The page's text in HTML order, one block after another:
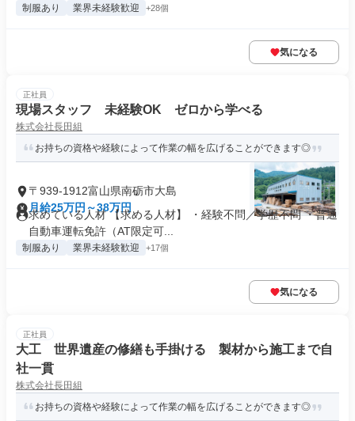
制服あり 業界未経験歓迎 +28個
気になる
正社員
現場スタッフ 未経験OK ゼロから学べる
株式会社長田組
お持ちの資格や経験によって作業の幅を広げることができます◎
〒939-1912富山県南砺市大島
月給25万円～38万円
求めている人材 【求める人材】 ・経験不問／学歴不問 ・普通
自動車運転免許（AT限定可...
制服あり 業界未経験歓迎 +17個
気になる
正社員
大工 世界遺産の修繕も手掛ける 製材から施工まで自
社一貫
株式会社長田組
お持ちの資格や経験によって作業の幅を広げることができます◎